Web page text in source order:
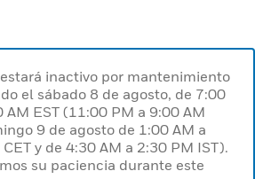
inactivo por mantenimiento
el sábado 8 de agosto, de 7:00
AM EST (11:00 PM a 9:00 AM
9 de agosto de 1:00 AM a
y de 4:30 AM a 2:30 PM IST).
su paciencia durante este